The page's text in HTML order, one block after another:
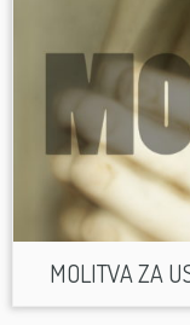
MOLITVA ZA